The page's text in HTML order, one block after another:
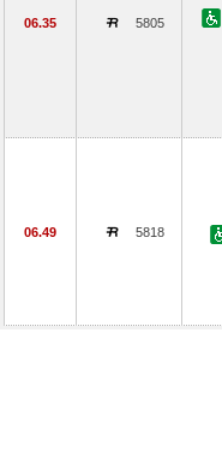
06.35 5805
06.49 5818